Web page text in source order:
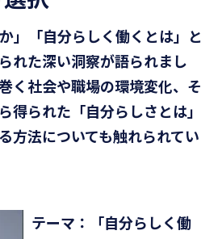
」「自分らしく働くとは」と
れた深い洞察が語られまし
く社会や職場の環境変化、そ
得られた「自分らしさとは」
方法についても触れられてい
テーマ：「自分らしく働